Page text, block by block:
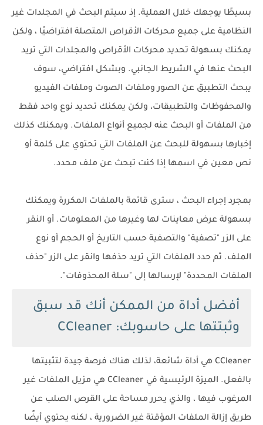
بسيطًا يوجهك خلال العملية. إذ سيتم البحث في المجلدات غير
النظامية على جميع محركات الأقراص المتصلة افتراضيًا ، ولكن
يمكنك بسهولة تحديد محركات الأقراص والمجلدات التي تريد
البحث عنها في الشريط الجانبي. وبشكل افتراضي، سوف
يبحث التطبيق عن الصور وملفات الصوت وملفات الفيديو
والمحفوظات والتطبيقات، ولكن يمكنك تحديد نوع واحد فقط
من الملفات أو البحث عنه لجميع أنواع الملفات. ويمكنك كذلك
إخبارها بسهولة للبحث عن الملفات التي تحتوي على كلمة أو
نص معين في اسمها إذا كنت تبحث عن ملف محدد.
بمجرد إجراء البحث ، سترى قائمة بالملفات المكررة ويمكنك
بسهولة عرض معاينات لها وغيرها من المعلومات. أو النقر
على الزر "تصفية" والتصفية حسب التاريخ أو الحجم أو نوع
الملف. ثم حدد الملفات التي تريد حذفها وانقر على الزر "حذف
الملفات المحددة" لإرسالها إلى "سلة المحذوفات".
أفضل أداة من الممكن أنك قد سبق
وثبتتها على حاسوبك: CCleaner
CCleaner هي أداة شائعة، لذلك هناك فرصة جيدة لتثبيتها
بالفعل. الميزة الرئيسية في CCleaner هي مزيل الملفات غير
المرغوب فيها ، والذي يحرر مساحة على القرص الصلب عن
طريق إزالة الملفات المؤقتة غير الضرورية ، لكنه يحتوي أيضًا